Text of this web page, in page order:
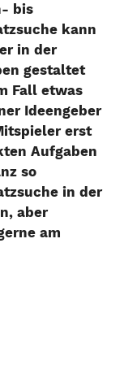
bis
kann
in der
gestaltet
Fall etwas
Ideengeber
erst
Aufgaben
so
in der
aber
am